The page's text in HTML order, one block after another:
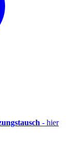
- hier